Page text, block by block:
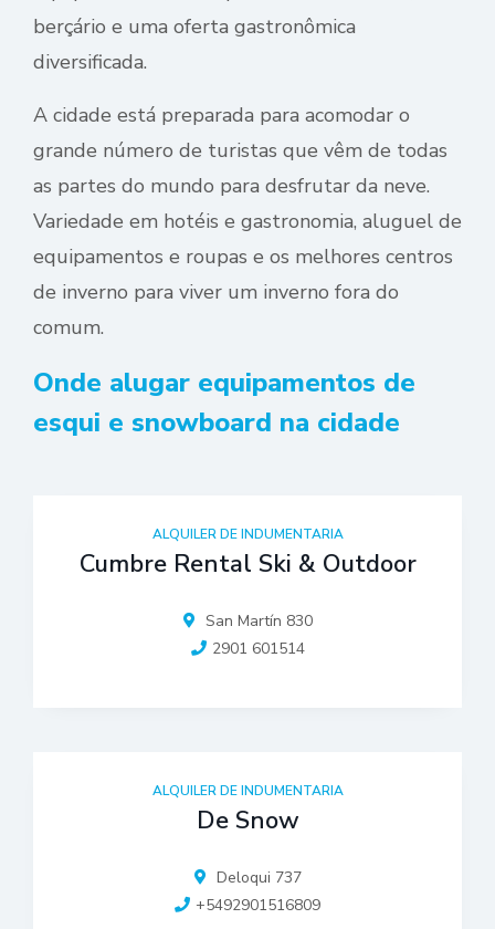
berçário e uma oferta gastronômica
diversificada.
A cidade está preparada para acomodar o
grande número de turistas que vêm de todas
as partes do mundo para desfrutar da neve.
Variedade em hotéis e gastronomia, aluguel de
equipamentos e roupas e os melhores centros
de inverno para viver um inverno fora do
comum.
Onde alugar equipamentos de
esqui e snowboard na cidade
ALQUILER DE INDUMENTARIA
Cumbre Rental Ski & Outdoor
San Martín 830
2901 601514
ALQUILER DE INDUMENTARIA
De Snow
Deloqui 737
+5492901516809